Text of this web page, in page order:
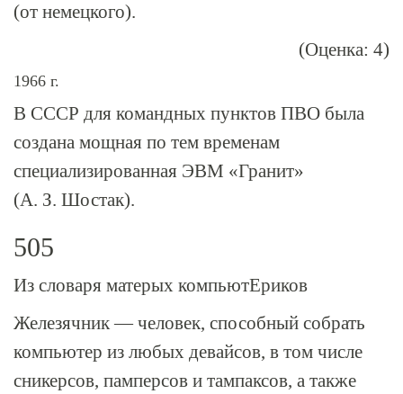
(от немецкого).
(Оценка: 4)
1966 г.
В СССР для командных пунктов ПВО была
создана мощная по тем временам
специализированная ЭВМ «Гранит»
(А. З. Шостак).
505
Из словаря матерых компьютЕриков
Железячник — человек, способный собрать
компьютер из любых девайсов, в том числе
сникерсов, памперсов и тампаксов, а также